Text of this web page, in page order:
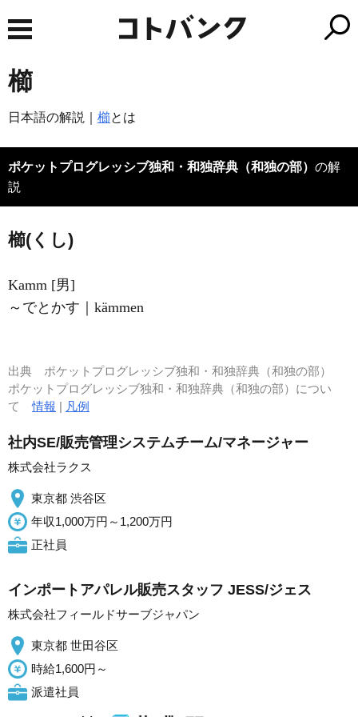
櫛
日本語の解説｜ 櫛とは
ポケットプログレッシブ独和・和独辞典（和独の部） の解
説
櫛(くし)
Kamm [男]
～でとかす｜kämmen
出典 ポケットプログレッシブ独和・和独辞典（和独の部）
ポケットプログレッシブ独和・和独辞典（和独の部）につい
て情報 | 凡例
社内SE/販売管理システムチーム/マネージャー
株式会社ラクス
東京都 渋谷区
年収1,000万円～1,200万円
正社員
インポートアパレル販売スタッフ JESS/ジェス
株式会社フィールドサーブジャパン
東京都 世田谷区
時給1,600円～
派遣社員